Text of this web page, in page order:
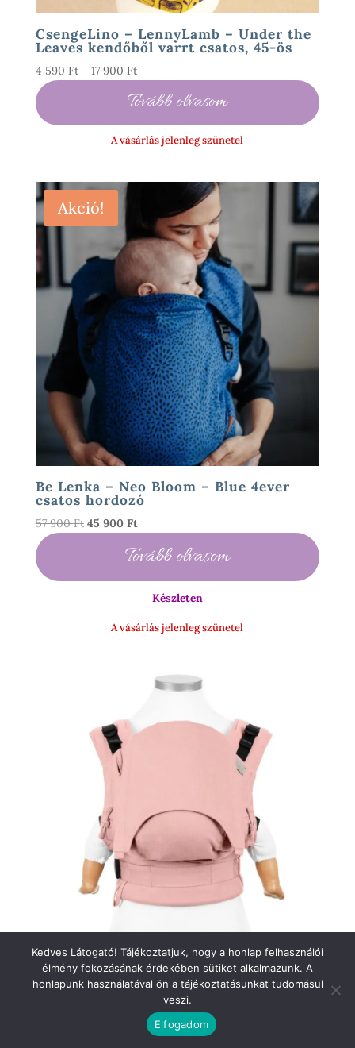
CsengeLino – LennyLamb – Under the
Leaves kendőből varrt csatos, 45-ös
4 590 Ft – 17 900 FtÁrtartomány:
590 Ft
-
17
Tovább olvasom
A vásárlás jelenleg szünetel
Akció!
Be Lenka – Neo Bloom – Blue 4ever
csatos hordozó
57 900Ft Original
45 900 FtCurrent
is:
900 Ft.
Tovább olvasom
Készleten
A vásárlás jelenleg szünetel
Fidella – Fusion Chevron rose csatos
(bébi)
Ártartomány:
Tovább olvasom
Kedves Látogató! Tájékoztatjuk, hogy a honlap felhasználói
élmény fokozásának érdekében sütiket alkalmazunk. A
honlapunk használatával ön a tájékoztatásunkat tudomásul
veszi.
Elfogadom